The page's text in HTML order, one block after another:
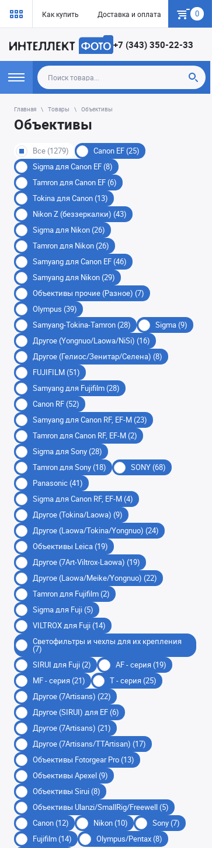
Как купить Доставка и оплата Гарантия
0
+7 (343) 350-22-33
Главная Товары Объективы
Объективы
Все (1279)
Canon EF (25)
Sigma для Canon EF (8)
Tamron для Canon EF (6)
Tokina для Сanon (13)
Nikon Z (беззеркалки) (43)
Sigma для Nikon (26)
Tamron для Nikon (26)
Samyang для Canon EF (46)
Samyang для Nikon (29)
Объективы прочие (Разное) (7)
Olympus (39)
Samyang-Tokina-Tamron (28)
Sigma (9)
Другое (Yongnuo/Laowa/NiSi) (16)
Другое (Гелиос/Зенитар/Селена) (8)
FUJIFILM (51)
Samyang для Fujifilm (28)
Canon RF (52)
Samyang для Canon RF, EF-M (23)
Tamron для Canon RF, EF-M (2)
Sigma для Sony (28)
Tamron для Sony (18)
SONY (68)
Panasonic (41)
Sigma для Canon RF, EF-M (4)
Другое (Tokina/Laowa) (9)
Другое (Laowa/Tokina/Yongnuo) (24)
Объективы Leica (19)
Другое (7Art-Viltrox-Laowa) (19)
Другое (Laowa/Meike/Yongnuo) (22)
Tamron для Fujifilm (2)
Sigma для Fuji (5)
VILTROX для Fuji (14)
Светофильтры и чехлы для их крепления
(7)
SIRUI для Fuji (2)
AF - серия (19)
MF - серия (21)
T - серия (25)
Другое (7Artisans) (22)
Другое (SIRUI) для EF (6)
Другое (7Artisans) (21)
Другое (7Artisans/TTArtisan) (17)
Объективы Fotorgear Pro (13)
Объективы Apexel (9)
Объективы Sirui (8)
Объективы Ulanzi/SmallRig/Freewell (5)
Canon (12)
Nikon (10)
Sony (7)
Fujifilm (14)
Olympus/Pentax (8)